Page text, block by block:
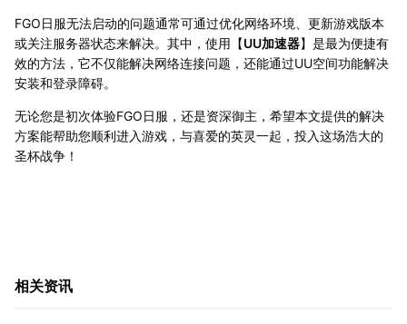
FGO日服无法启动的问题通常可通过优化网络环境、更新游戏版本
或关注服务器状态来解决。其中，使用【UU加速器】是最为便捷有
效的方法，它不仅能解决网络连接问题，还能通过UU空间功能解决
安装和登录障碍。
无论您是初次体验FGO日服，还是资深御主，希望本文提供的解决
方案能帮助您顺利进入游戏，与喜爱的英灵一起，投入这场浩大的
圣杯战争！
相关资讯